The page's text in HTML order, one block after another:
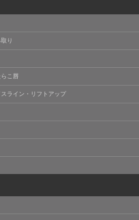
り
こ唇
ライン・リフトアップ